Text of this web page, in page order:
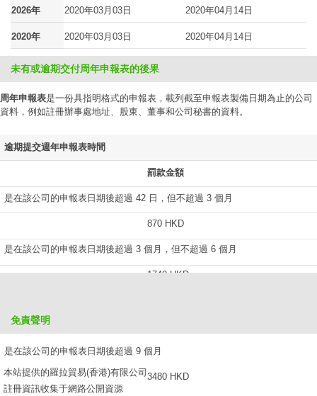
2026年 2020年03月03日 2020年04月14日
2020年 2020年03月03日 2020年04月14日
未有或逾期交付周年申報表的後果
周年申報表是一份具指明格式的申報表，載列截至申報表製備日期為止的公司
資料，例如註冊辦事處地址、股東、董事和公司秘書的資料。
逾期提交週年申報表時間
罰款金額
是在該公司的申報表日期後超過 42 日，但不超過 3 個月
870 HKD
是在該公司的申報表日期後超過 3 個月，但不超過 6 個月
1740 HKD
是在該公司的申報表日期後超過 9 個月
3480 HKD
免責聲明
本站提供的羅拉貿易(香港)有限公司
註冊資訊收集于網路公開資源